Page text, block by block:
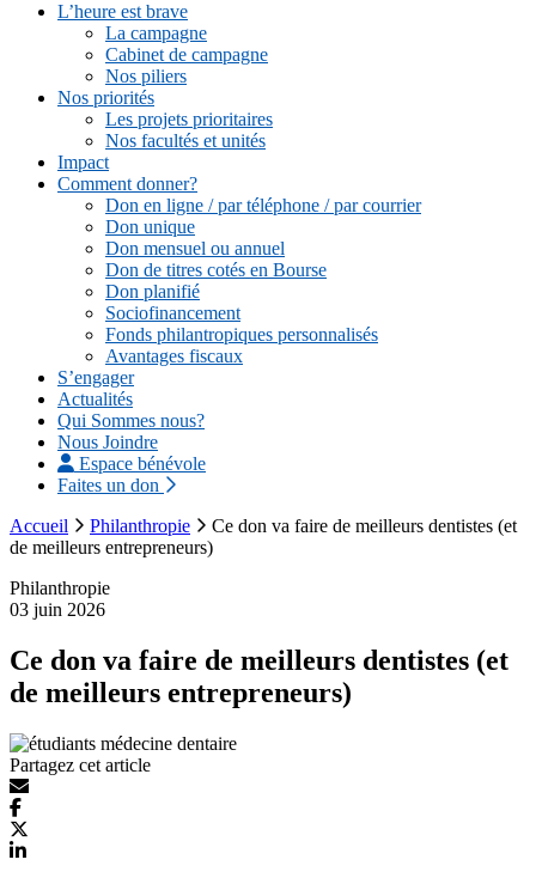
L’heure est brave
La campagne
Cabinet de campagne
Nos piliers
Nos priorités
Les projets prioritaires
Nos facultés et unités
Impact
Comment donner?
Don en ligne / par téléphone / par courrier
Don unique
Don mensuel ou annuel
Don de titres cotés en Bourse
Don planifié
Sociofinancement
Fonds philantropiques personnalisés
Avantages fiscaux
S’engager
Actualités
Qui Sommes nous?
Nous Joindre
Espace bénévole
Faites un don
Accueil
Philanthropie
Ce don va faire de meilleurs dentistes (et
de meilleurs entrepreneurs)
Philanthropie
03 juin 2026
Ce don va faire de meilleurs dentistes (et
de meilleurs entrepreneurs)
Partagez cet article